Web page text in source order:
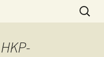
& Praxis
Suchen
nach: